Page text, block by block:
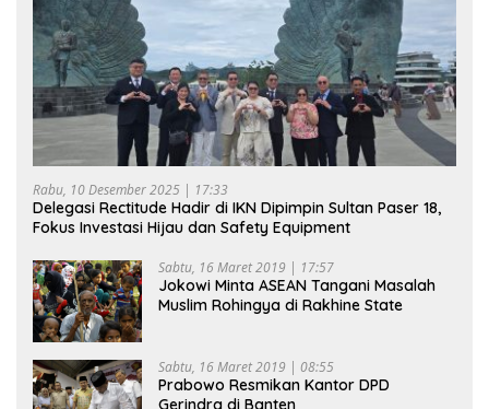
Rabu, 10 Desember 2025 | 17:33
Delegasi Rectitude Hadir di IKN Dipimpin Sultan Paser 18,
Fokus Investasi Hijau dan Safety Equipment
Sabtu, 16 Maret 2019 | 17:57
Jokowi Minta ASEAN Tangani Masalah
Muslim Rohingya di Rakhine State
Sabtu, 16 Maret 2019 | 08:55
Prabowo Resmikan Kantor DPD
Gerindra di Banten